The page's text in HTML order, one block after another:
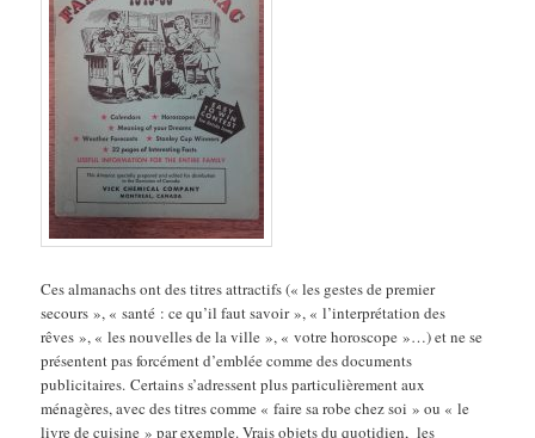
Ces almanachs ont des titres attractifs (« les gestes de premier
secours », « santé : ce qu’il faut savoir », « l’interprétation des
rêves », « les nouvelles de la ville », « votre horoscope »…) et ne se
présentent pas forcément d’emblée comme des documents
publicitaires. Certains s’adressent plus particulièrement aux
ménagères, avec des titres comme « faire sa robe chez soi » ou « le
livre de cuisine » par exemple. Vrais objets du quotidien, les